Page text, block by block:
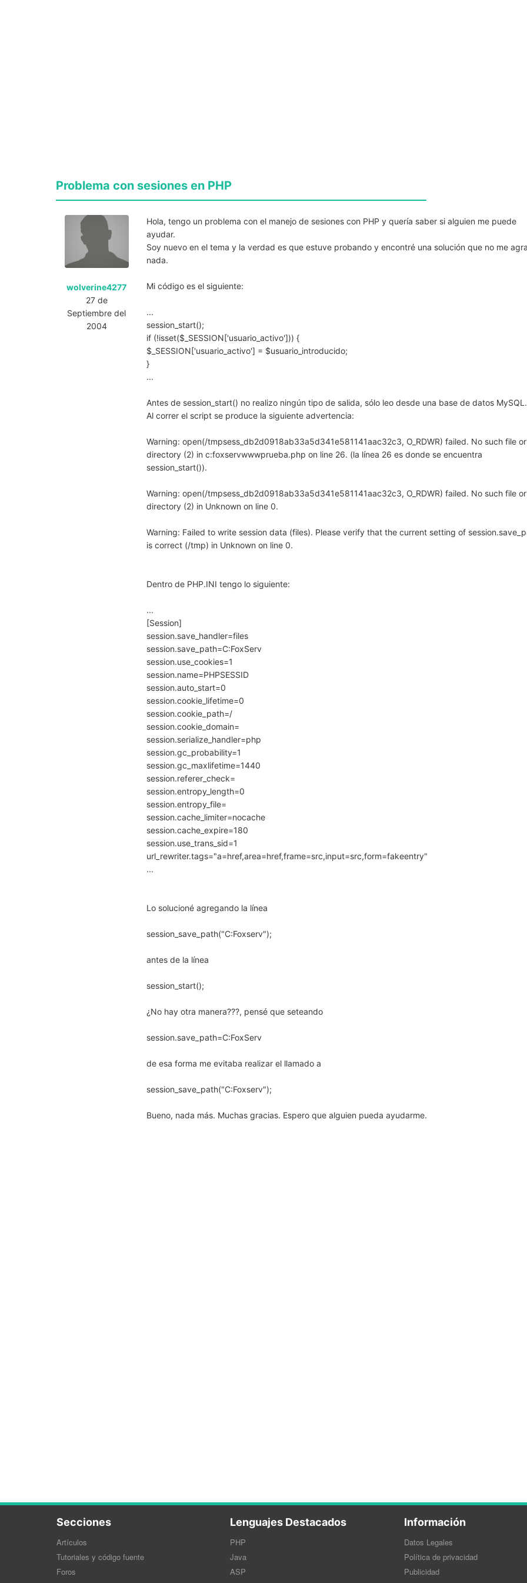
Problema con sesiones en PHP
wolverine4277
27 de
Septiembre del
2004
Hola, tengo un problema con el manejo de sesiones con PHP y quería saber si alguien me puede
ayudar.
Soy nuevo en el tema y la verdad es que estuve probando y encontré una solución que no me
nada.
Mi código es el siguiente:
...
session_start();
if (!isset($_SESSION['usuario_activo'])) {
$_SESSION['usuario_activo'] = $usuario_introducido;
}
...
Antes de session_start() no realizo ningún tipo de salida, sólo leo desde una base de datos MySQL.
Al correr el script se produce la siguiente advertencia:
Warning: open(/tmpsess_db2d0918ab33a5d341e581141aac32c3, O_RDWR) failed. No such file or
directory (2) in c:foxservwwwprueba.php on line 26. (la línea 26 es donde se encuentra
session_start()).
Warning: open(/tmpsess_db2d0918ab33a5d341e581141aac32c3, O_RDWR) failed. No such file or
directory (2) in Unknown on line 0.
Warning: Failed to write session data (files). Please verify that the current setting of
is correct (/tmp) in Unknown on line 0.
Dentro de PHP.INI tengo lo siguiente:
...
[Session]
session.save_handler=files
session.save_path=C:FoxServ
session.use_cookies=1
session.name=PHPSESSID
session.auto_start=0
session.cookie_lifetime=0
session.cookie_path=/
session.cookie_domain=
session.serialize_handler=php
session.gc_probability=1
session.gc_maxlifetime=1440
session.referer_check=
session.entropy_length=0
session.entropy_file=
session.cache_limiter=nocache
session.cache_expire=180
session.use_trans_sid=1
url_rewriter.tags="a=href,area=href,frame=src,input=src,form=fakeentry"
...
Lo solucioné agregando la línea
session_save_path("C:Foxserv");
antes de la línea
session_start();
¿No hay otra manera???, pensé que seteando
session.save_path=C:FoxServ
de esa forma me evitaba realizar el llamado a
session_save_path("C:Foxserv");
Bueno, nada más. Muchas gracias. Espero que alguien pueda ayudarme.
Secciones
Artículos
Tutoriales y código fuente
Foros
Lenguajes Destacados
PHP
Java
ASP
Información
Datos Legales
Política de privacidad
Publicidad